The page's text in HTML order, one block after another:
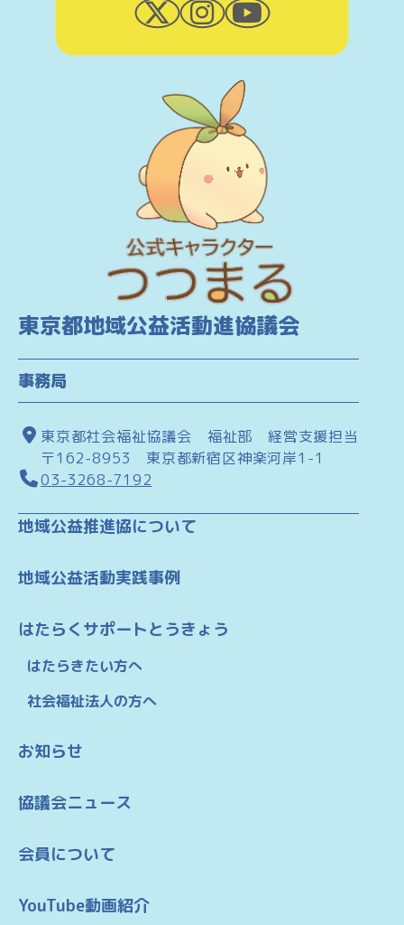
東京都地域公益活動進協議会
事務局
東京都社会福祉協議会 福祉部 経営支援担当
〒162-8953 東京都新宿区神楽河岸1-1
03-3268-7192
地域公益推進協について
地域公益活動実践事例
はたらくサポートとうきょう
はたらきたい方へ
社会福祉法人の方へ
お知らせ
協議会ニュース
会員について
YouTube動画紹介